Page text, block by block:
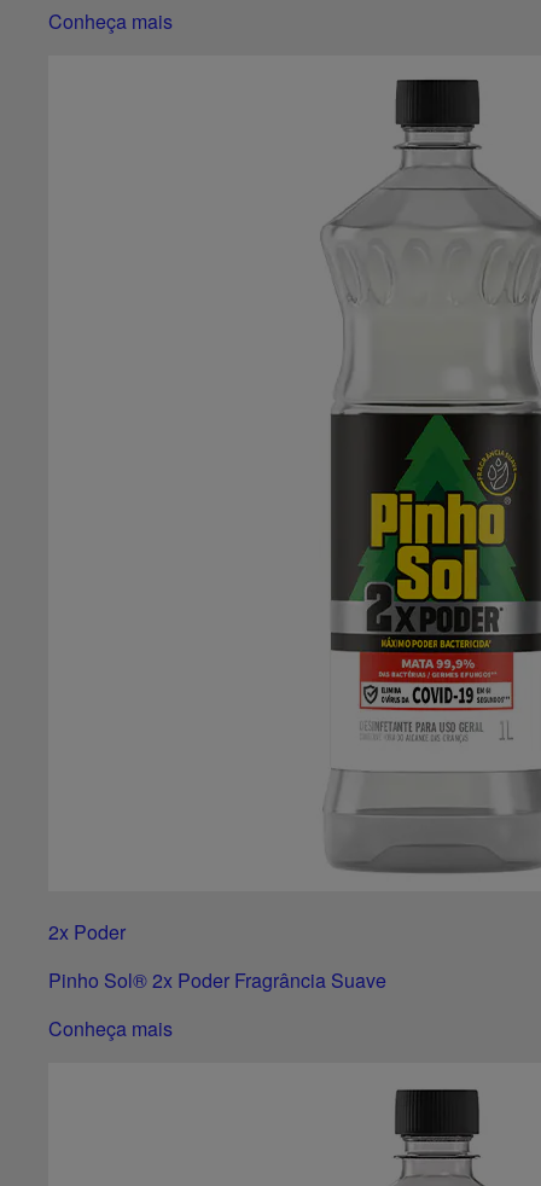
Conheça mais
2x Poder
Pinho Sol® 2x Poder Fragrância Suave
Conheça mais